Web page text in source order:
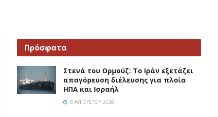
Πρόσφατα
Στενά του Ορμούζ: Το Ιράν εξετάζει
απαγόρευση διέλευσης για πλοία
ΗΠΑ και Ισραήλ
6 ΑΥΓΟΎΣΤΟΥ 2026